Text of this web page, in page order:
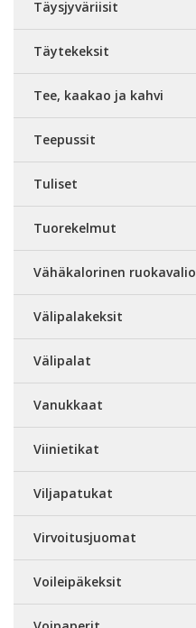
Täysjyväriisit
Täytekeksit
Tee, kaakao ja kahvi
Teepussit
Tuliset
Tuorekelmut
Vähäkalorinen ruokavalio
Välipalakeksit
Välipalat
Vanukkaat
Viinietikat
Viljapatukat
Virvoitusjuomat
Voileipäkeksit